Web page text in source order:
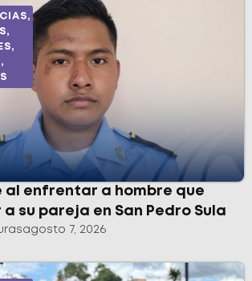
,
,
,
,
al enfrentar a hombre que
su pareja en San Pedro Sula
agosto 7, 2026